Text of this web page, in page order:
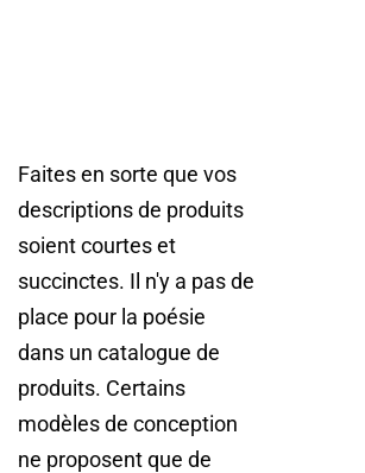
Faites en sorte que vos
descriptions de produits
soient courtes et
succinctes. Il n'y a pas de
place pour la poésie
dans un catalogue de
produits. Certains
modèles de conception
ne proposent que de